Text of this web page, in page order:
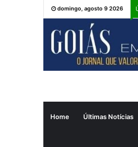
domingo, agosto 9 2026
Home Últimas Notícias